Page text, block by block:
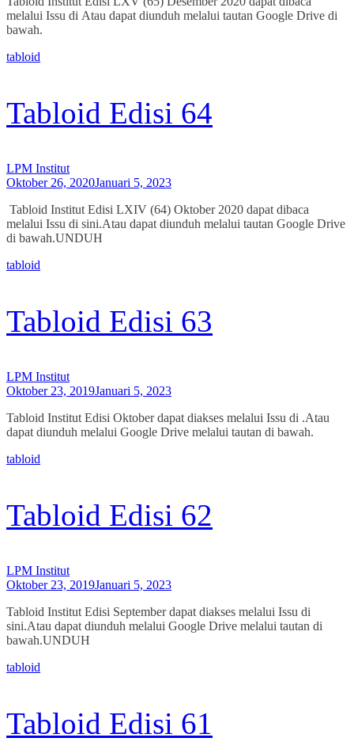
melalui Issu di Atau dapat diunduh melalui tautan Google Drive di
bawah.
tabloid
Tabloid Edisi 64
LPM Institut
Oktober 26, 2020Januari 5, 2023
Tabloid Institut Edisi LXIV (64) Oktober 2020 dapat dibaca
melalui Issu di sini.Atau dapat diunduh melalui tautan Google Drive
di bawah.UNDUH
tabloid
Tabloid Edisi 63
LPM Institut
Oktober 23, 2019Januari 5, 2023
Tabloid Institut Edisi Oktober dapat diakses melalui Issu di .Atau
dapat diunduh melalui Google Drive melalui tautan di bawah.
tabloid
Tabloid Edisi 62
LPM Institut
Oktober 23, 2019Januari 5, 2023
Tabloid Institut Edisi September dapat diakses melalui Issu di
sini.Atau dapat diunduh melalui Google Drive melalui tautan di
bawah.UNDUH
tabloid
Tabloid Edisi 61